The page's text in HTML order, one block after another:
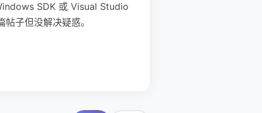
SDK 或 Visual Studio
子但没解决疑惑。